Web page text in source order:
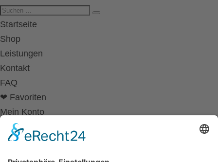
Startseite
Shop
Leistungen
Kontakt
FAQ
❤ Favoriten
Mein Konto